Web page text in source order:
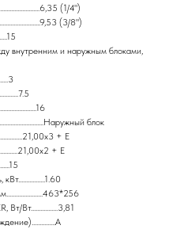
(1/4")
(3/8")
внутренним и наружным блоками,
блок
+ E
+ E
Вт.................3,81